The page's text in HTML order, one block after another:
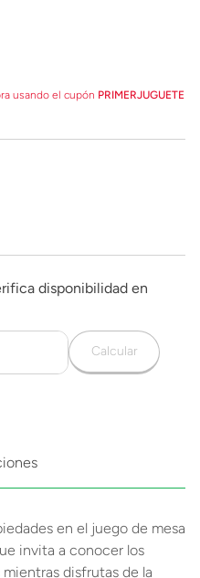
usando el cupón PRIMERJUGUETE
Calcular
en el juego de mesa
invita a conocer los
disfrutas de la